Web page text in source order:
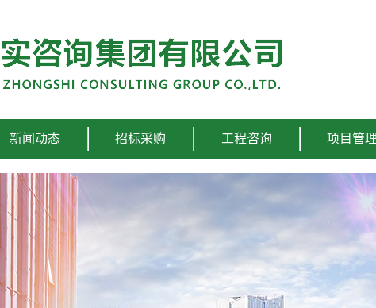
新闻动态 招标采购 工程咨询 项目管理